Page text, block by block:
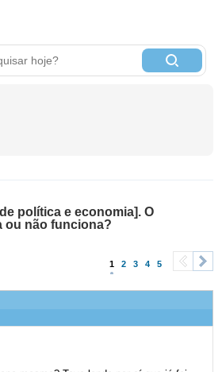
política e economia]. O
ou não funciona?
1 2 3 4 5
>